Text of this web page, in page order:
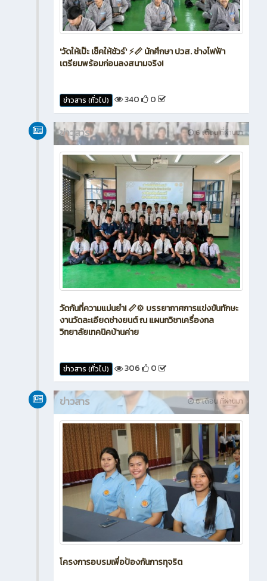
'วัดให้เป๊ะ เช็คให้ชัวร์' ⚡📏 นักศึกษา ปวส. ช่างไฟฟ้า
เตรียมพร้อมก่อนลงสนามจริง!
ข่าวสาร (ทั่วไป) 340 0
6 เดือน ที่ผ่านมา
ข่าวสาร
วัดกันที่ความแม่นยำ! 📏⚙️ บรรยากาศการแข่งขันทักษะ
งานวัดละเอียดช่างยนต์ ณ แผนกวิชาเครื่องกล
วิทยาลัยเทคนิคบ้านค่าย
ข่าวสาร (ทั่วไป) 306 0
6 เดือน ที่ผ่านมา
ข่าวสาร
โครงการอบรมเพื่อป้องกันการทุจริต